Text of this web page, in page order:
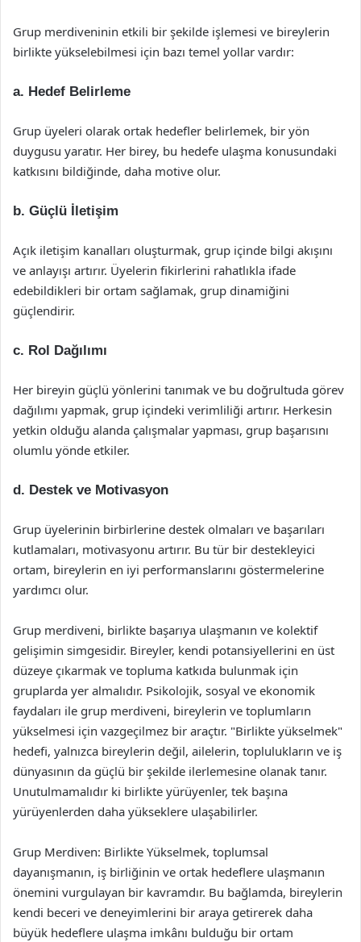
Grup merdiveninin etkili bir şekilde işlemesi ve bireylerin
birlikte yükselebilmesi için bazı temel yollar vardır:
a. Hedef Belirleme
Grup üyeleri olarak ortak hedefler belirlemek, bir yön
duygusu yaratır. Her birey, bu hedefe ulaşma konusundaki
katkısını bildiğinde, daha motive olur.
b. Güçlü İletişim
Açık iletişim kanalları oluşturmak, grup içinde bilgi akışını
ve anlayışı artırır. Üyelerin fikirlerini rahatlıkla ifade
edebildikleri bir ortam sağlamak, grup dinamiğini
güçlendirir.
c. Rol Dağılımı
Her bireyin güçlü yönlerini tanımak ve bu doğrultuda görev
dağılımı yapmak, grup içindeki verimliliği artırır. Herkesin
yetkin olduğu alanda çalışmalar yapması, grup başarısını
olumlu yönde etkiler.
d. Destek ve Motivasyon
Grup üyelerinin birbirlerine destek olmaları ve başarıları
kutlamaları, motivasyonu artırır. Bu tür bir destekleyici
ortam, bireylerin en iyi performanslarını göstermelerine
yardımcı olur.
Grup merdiveni, birlikte başarıya ulaşmanın ve kolektif
gelişimin simgesidir. Bireyler, kendi potansiyellerini en üst
düzeye çıkarmak ve topluma katkıda bulunmak için
gruplarda yer almalıdır. Psikolojik, sosyal ve ekonomik
faydaları ile grup merdiveni, bireylerin ve toplumların
yükselmesi için vazgeçilmez bir araçtır. "Birlikte yükselmek"
hedefi, yalnızca bireylerin değil, ailelerin, toplulukların ve iş
dünyasının da güçlü bir şekilde ilerlemesine olanak tanır.
Unutulmamalıdır ki birlikte yürüyenler, tek başına
yürüyenlerden daha yükseklere ulaşabilirler.
Grup Merdiven: Birlikte Yükselmek, toplumsal
dayanışmanın, iş birliğinin ve ortak hedeflere ulaşmanın
önemini vurgulayan bir kavramdır. Bu bağlamda, bireylerin
kendi beceri ve deneyimlerini bir araya getirerek daha
büyük hedeflere ulaşma imkânı bulduğu bir ortam